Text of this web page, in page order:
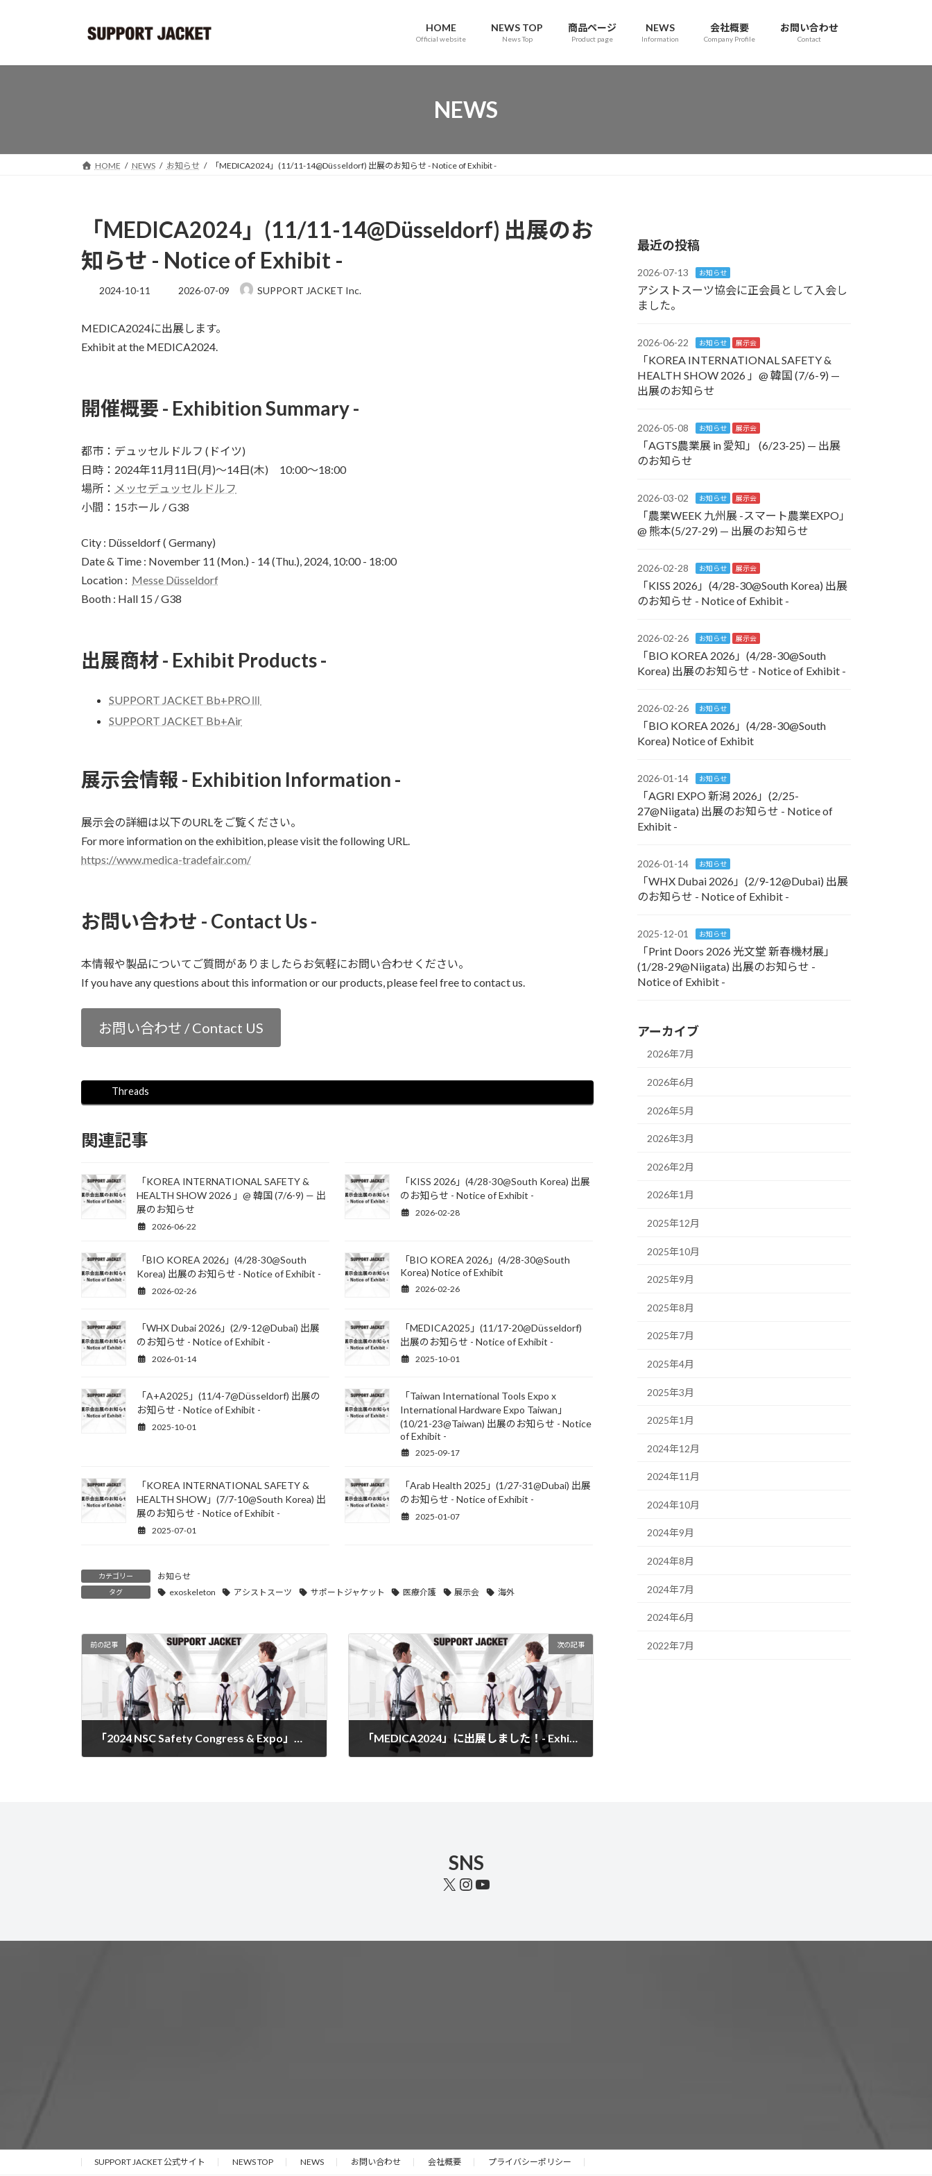
プ
動
HOME
Official website
NEWS TOP
News Top
商品ページ
Product page
NEWS
Information
会社概要
Company Profile
お問い合わせ
Contact
NEWS
HOME NEWS お知らせ 「MEDICA2024」(11/11-14@Düsseldorf) 出展のお知らせ - Notice of Exhibit -
「MEDICA2024」(11/11-14@Düsseldorf) 出展のお
知らせ - Notice of Exhibit -
2024-10-11
最
新
日
2026-07-09 SUPPORT JACKET Inc.
MEDICA2024に出展します。
Exhibit at the MEDICA2024.
開催概要 - Exhibition Summary -
都市：デュッセルドルフ (ドイツ)
日時：2024年11月11日(月)～14日(木) 10:00～18:00
場所： メッセデュッセルドルフ
小間：15ホール / G38
City : Düsseldorf ( Germany)
Date & Time : November 11 (Mon.) - 14 (Thu.), 2024, 10:00 - 18:00
Location : Messe Düsseldorf
Booth : Hall 15 / G38
出展商材 - Exhibit Products -
SUPPORT JACKET Bb+PROⅢ
SUPPORT JACKET Bb+Air
展示会情報 - Exhibition Information -
展示会の詳細は以下のURLをご覧ください。
For more information on the exhibition, please visit the following URL.
https://www.medica-tradefair.com/
お問い合わせ - Contact Us -
本情報や製品についてご質問がありましたらお気軽にお問い合わせください。
If you have any questions about this information or our products, please feel free to contact us.
お問い合わせ / Contact US
Threads
関連記事
「KOREA INTERNATIONAL SAFETY &
HEALTH SHOW 2026 」@ 韓国 (7/6-9) — 出
展のお知らせ
2026-06-22
「KISS 2026」(4/28-30@South Korea) 出展
のお知らせ - Notice of Exhibit -
2026-02-28
「BIO KOREA 2026」(4/28-30@South
Korea) 出展のお知らせ - Notice of Exhibit -
2026-02-26
「BIO KOREA 2026」(4/28-30@South
Korea) Notice of Exhibit
2026-02-26
「WHX Dubai 2026」(2/9-12@Dubai) 出展
のお知らせ - Notice of Exhibit -
2026-01-14
「MEDICA2025」(11/17-20@Düsseldorf)
出展のお知らせ - Notice of Exhibit -
2025-10-01
「A+A2025」(11/4-7@Düsseldorf) 出展の
お知らせ - Notice of Exhibit -
2025-10-01
「Taiwan International Tools Expo x
International Hardware Expo Taiwan」
(10/21-23@Taiwan) 出展のお知らせ - Notice
of Exhibit -
2025-09-17
「KOREA INTERNATIONAL SAFETY &
HEALTH SHOW」(7/7-10@South Korea) 出
展のお知らせ - Notice of Exhibit -
2025-07-01
「Arab Health 2025」(1/27-31@Dubai) 出展
のお知らせ - Notice of Exhibit -
2025-01-07
カテゴリー お知らせ
タグ exoskeleton アシストスーツ サポートジャケット 医療介護 展示会 海外
前の記事
「2024 NSC Safety Congress & Expo」に出展しました！- Exhibited at "2024 NSC Safety Congress & Expo" -
次の記事
「MEDICA2024」に出展しました！- Exhibited at "MEDICA2024" -
最近の投稿
2026-07-13 お知らせ
アシストスーツ協会に正会員として入会し
ました。
2026-06-22 お知らせ 展示会
「KOREA INTERNATIONAL SAFETY &
HEALTH SHOW 2026 」@ 韓国 (7/6-9) —
出展のお知らせ
2026-05-08 お知らせ 展示会
「AGTS農業展 in 愛知」 (6/23-25) — 出展
のお知らせ
2026-03-02 お知らせ 展示会
「農業WEEK 九州展 -スマート農業EXPO」
@ 熊本(5/27-29) — 出展のお知らせ
2026-02-28 お知らせ 展示会
「KISS 2026」(4/28-30@South Korea) 出展
のお知らせ - Notice of Exhibit -
2026-02-26 お知らせ 展示会
「BIO KOREA 2026」(4/28-30@South
Korea) 出展のお知らせ - Notice of Exhibit -
2026-02-26 お知らせ
「BIO KOREA 2026」(4/28-30@South
Korea) Notice of Exhibit
2026-01-14 お知らせ
「AGRI EXPO 新潟 2026」(2/25-
27@Niigata) 出展のお知らせ - Notice of
Exhibit -
2026-01-14 お知らせ
「WHX Dubai 2026」(2/9-12@Dubai) 出展
のお知らせ - Notice of Exhibit -
2025-12-01 お知らせ
「Print Doors 2026 光文堂 新春機材展」
(1/28-29@Niigata) 出展のお知らせ -
Notice of Exhibit -
アーカイブ
2026年7月
2026年6月
2026年5月
2026年3月
2026年2月
2026年1月
2025年12月
2025年10月
2025年9月
2025年8月
2025年7月
2025年4月
2025年3月
2025年1月
2024年12月
2024年11月
2024年10月
2024年9月
2024年8月
2024年7月
2024年6月
2022年7月
SNS
X Instagram
YouTube
SUPPORT JACKET 公式サイト NEWS TOP NEWS お問い合わせ 会社概要 プライバシーポリシー